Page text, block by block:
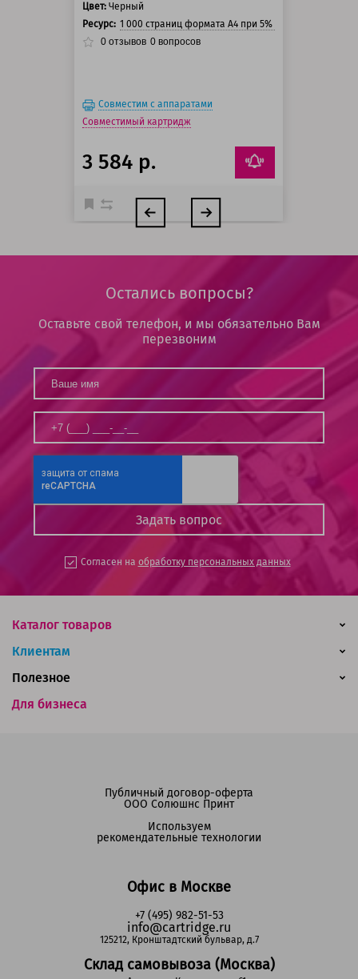
Цвет: Черный
Ресурс: 1 000 страниц формата А4 при 5% заполнении
0 отзывов 0 вопросов
Совместим с аппаратами
Совместимый картридж
3 584 р.
Остались вопросы?
Оставьте свой телефон, и мы обязательно Вам
перезвоним
Согласен на обработку персональных данных
Каталог товаров
Клиентам
Для бизнеса
Полезное
Офис в Москве
+7 (495) 982-51-53
info@cartridge.ru
125212, Кронштадтский бульвар, д.7
Склад самовывоза (Москва)
Публичный договор-оферта
ООО Солюшнс Принт
Используем
рекомендательные технологии